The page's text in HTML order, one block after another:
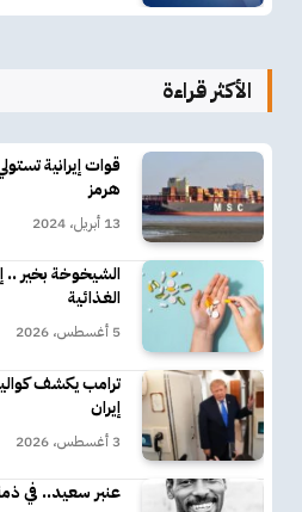
الأكثر قراءة
قوات إيرانية
هرمز
13 أبريل، 2024
الشيخوخة بخير ..
الغذائية
5 أغسطس، 2026
ترامب يكشف
إيران
3 أغسطس، 2026
عنبر سعيد.. في